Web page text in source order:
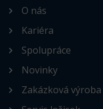
O nás
Kariéra
Spolupráce
Novinky
Zakázková výroba